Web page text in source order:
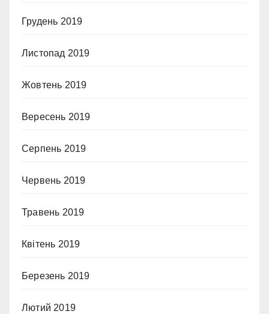
Грудень 2019
Листопад 2019
Жовтень 2019
Вересень 2019
Серпень 2019
Червень 2019
Травень 2019
Квітень 2019
Березень 2019
Лютий 2019